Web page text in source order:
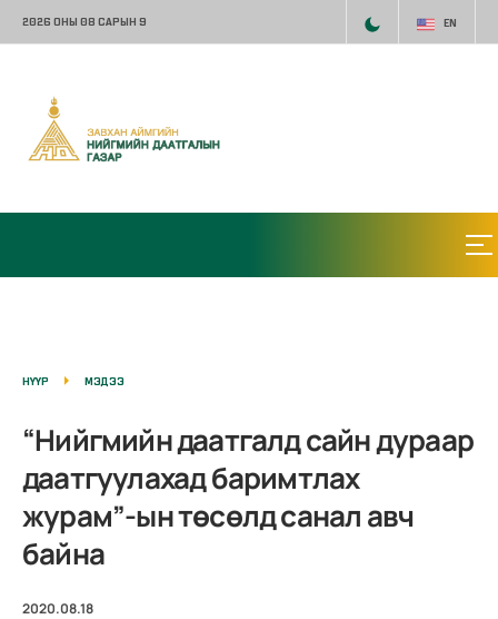
2026 ОНЫ 08 САРЫН 9 EN
НҮҮР МЭДЭЭ
“Нийгмийн даатгалд сайн дураар
даатгуулахад баримтлах
журам”-ын төсөлд санал авч
байна
2020.08.18